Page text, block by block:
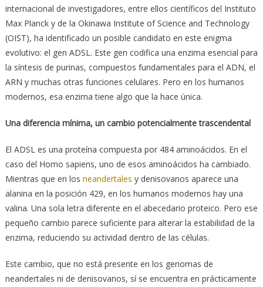
internacional de investigadores, entre ellos científicos del Instituto
Max Planck y de la Okinawa Institute of Science and Technology
(OIST), ha identificado un posible candidato en este enigma
evolutivo: el gen ADSL. Este gen codifica una enzima esencial para
la síntesis de purinas, compuestos fundamentales para el ADN, el
ARN y muchas otras funciones celulares. Pero en los humanos
modernos, esa enzima tiene algo que la hace única.
Una diferencia mínima, un cambio potencialmente trascendental
El ADSL es una proteína compuesta por 484 aminoácidos. En el
caso del Homo sapiens, uno de esos aminoácidos ha cambiado.
Mientras que en los neandertales y denisovanos aparece una
alanina en la posición 429, en los humanos modernos hay una
valina. Una sola letra diferente en el abecedario proteico. Pero ese
pequeño cambio parece suficiente para alterar la estabilidad de la
enzima, reduciendo su actividad dentro de las células.
Este cambio, que no está presente en los genomas de
neandertales ni de denisovanos, sí se encuentra en prácticamente